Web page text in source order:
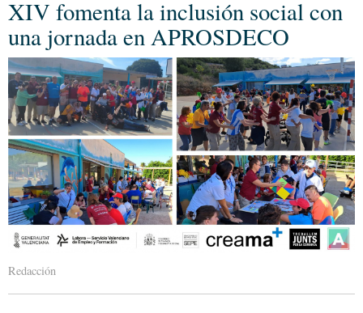
XIV fomenta la inclusión social con
una jornada en APROSDECO
Redacción